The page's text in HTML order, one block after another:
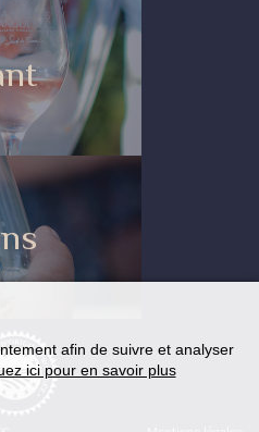
afin de suivre et analyser
ici pour en savoir plus